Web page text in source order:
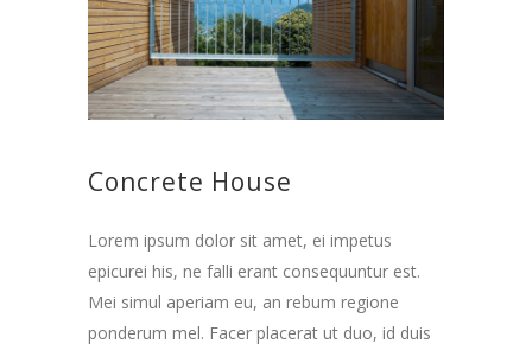
Concrete House
Lorem ipsum dolor sit amet, ei impetus
epicurei his, ne falli erant consequuntur est.
Mei simul aperiam eu, an rebum regione
ponderum mel. Facer placerat ut duo, id duis